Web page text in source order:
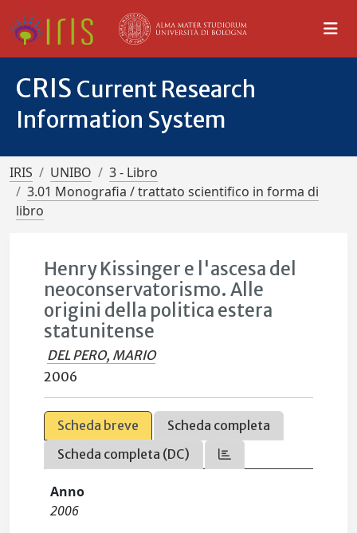
CRIS Current Research
Information System
IRIS UNIBO
3 - Libro
3.01 Monografia / trattato scientifico in forma di
libro
Henry Kissinger e l'ascesa del
neoconservatorismo. Alle
origini della politica estera
statunitense
DEL PERO, MARIO
2006
Scheda breve
Scheda completa
Scheda completa (DC)
Anno
2006